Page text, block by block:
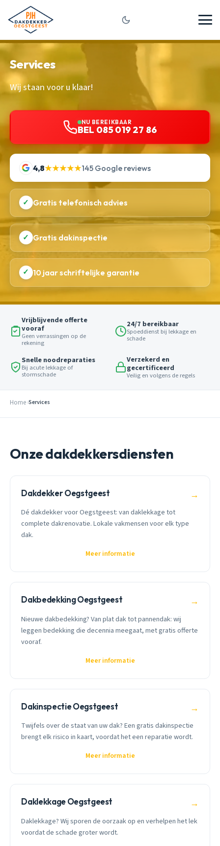
Services
Wij staan voor u klaar!
NU BEREIKBAAR
BEL 085 019 27 86
4,8★★★★★145 Google reviews
✓ Gratis telefonisch advies
✓ Gratis dakinspectie
✓ 10 jaar schriftelijke garantie
Vrijblijvende offerte
vooraf
Geen verrassingen op de
rekening
24/7 bereikbaar
Spoeddienst bij lekkage en
schade
Snelle noodreparaties
Bij acute lekkage of
stormschade
Verzekerd en
gecertificeerd
Veilig en volgens de regels
Home Services
Onze dakdekkersdiensten
Dakdekker Oegstgeest →
Dé dakdekker voor Oegstgeest: van daklekkage tot
complete dakrenovatie. Lokale vakmensen voor elk type
dak.
Meer informatie
Dakbedekking Oegstgeest →
Nieuwe dakbedekking? Van plat dak tot pannendak: wij
leggen bedekking die decennia meegaat, met gratis offerte
vooraf.
Meer informatie
Dakinspectie Oegstgeest →
Twijfels over de staat van uw dak? Een gratis dakinspectie
brengt elk risico in kaart, voordat het een reparatie wordt.
Meer informatie
Daklekkage Oegstgeest →
Daklekkage? Wij sporen de oorzaak op en verhelpen het lek
voordat de schade groter wordt.